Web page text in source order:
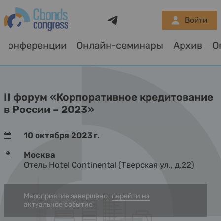
Конференции Онлайн-семинары Архив
Войти
II форум «Корпоративное кредитование
в России – 2023»
10 октября 2023 г.
Москва
Отель Hotel Continental (Тверская ул., д.22)
Мероприятие завершено , перейти на
актуальное событие